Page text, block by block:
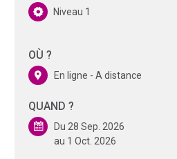
Niveau 1
OÙ ?
En ligne - A distance
QUAND ?
Du 28 Sep. 2026
au 1 Oct. 2026